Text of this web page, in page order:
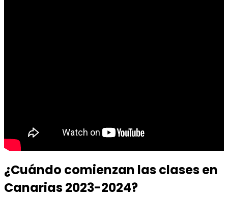
¿Cuándo comienzan las clases en
Canarias 2023-2024?